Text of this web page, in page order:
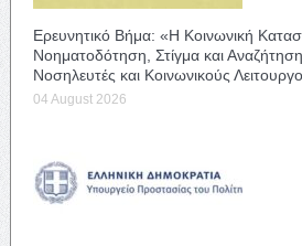
Ερευνητικό Βήμα: «Η Κοινωνική
Νοηματοδότηση, Στίγμα και
Νοσηλευτές και Κοινωνικούς
04 August 2026